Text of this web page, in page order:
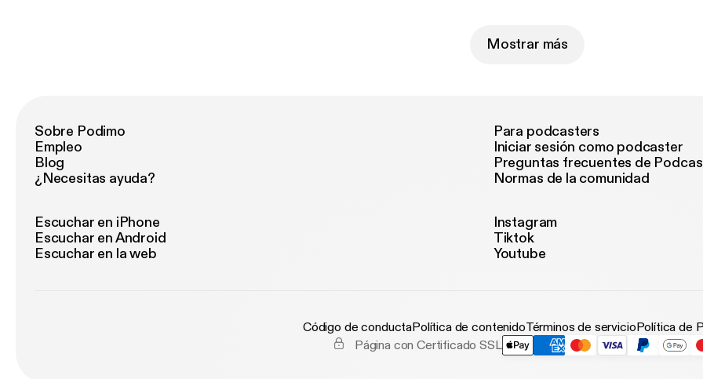
Mostrar más
Sobre Podimo
Empleo
Blog
¿Necesitas ayuda?
Para podcasters
Iniciar sesión como podcaster
Preguntas frecuentes de
Normas de la comunidad
Escuchar en iPhone
Escuchar en Android
Escuchar en la web
Instagram
Tiktok
Youtube
Código de conductaPolítica de contenidoTérminos de servicioPolítica de
Página con Certificado SSL